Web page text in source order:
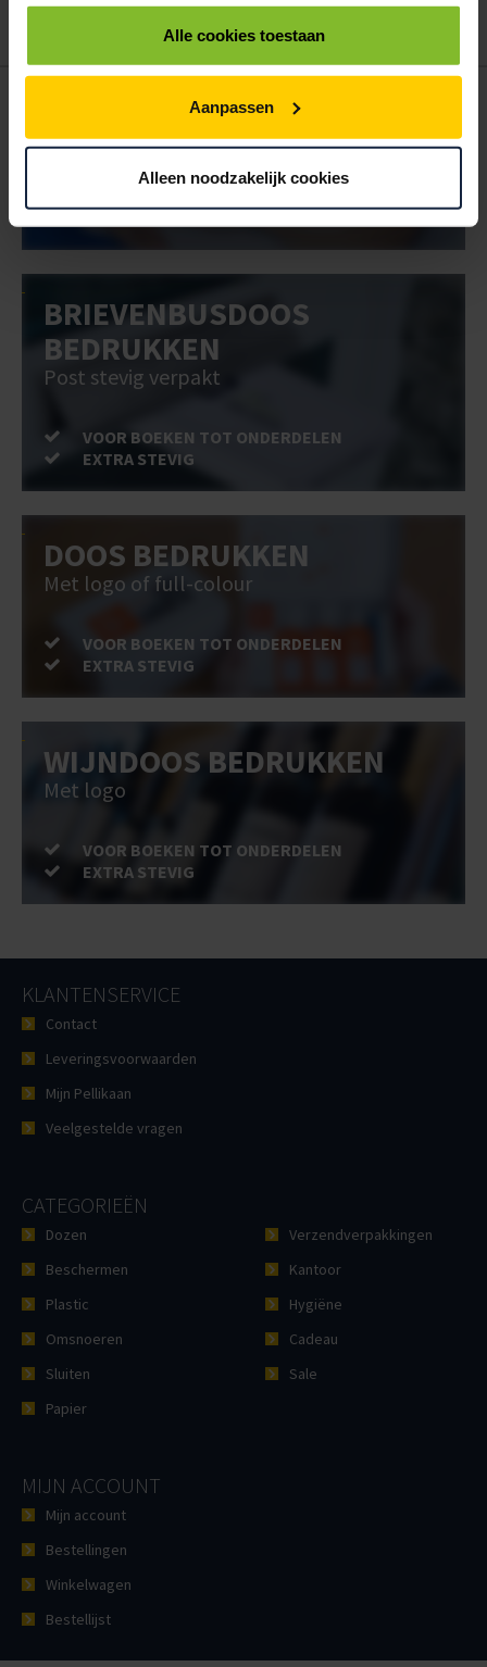
Alle cookies toestaan
Aanpassen
Alleen noodzakelijk cookies
POSTDOOS BEDRUKKEN
Voor een veilige verzending
BRIEVENBUSDOOS
BEDRUKKEN
Post stevig verpakt
VOOR BOEKEN TOT ONDERDELEN
EXTRA STEVIG
DOOS BEDRUKKEN
Met logo of full-colour
VOOR BOEKEN TOT ONDERDELEN
EXTRA STEVIG
WIJNDOOS BEDRUKKEN
Met logo
VOOR BOEKEN TOT ONDERDELEN
EXTRA STEVIG
KLANTENSERVICE
Contact
Leveringsvoorwaarden
Mijn Pellikaan
Veelgestelde vragen
CATEGORIEËN
Dozen
Beschermen
Plastic
Omsnoeren
Sluiten
Papier
Verzendverpakkingen
Kantoor
Hygiëne
Cadeau
Sale
MIJN ACCOUNT
Mijn account
Bestellingen
Winkelwagen
Bestellijst